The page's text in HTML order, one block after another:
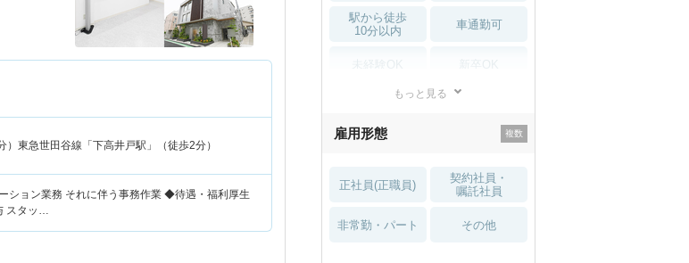
東急世田谷線「下高井戸駅」（徒歩2分）
ション業務 それに伴う事務作業 ◆待遇・福利厚生
スタッ…
駅から徒歩
10分以内
車通勤可
住宅手当・補助
土日祝休 無資格 OK
積極採用中 WEB面接OK
もっと見る
雇用形態
正社員(正職員)
契約社員・
嘱託社員
非常勤・パート その他